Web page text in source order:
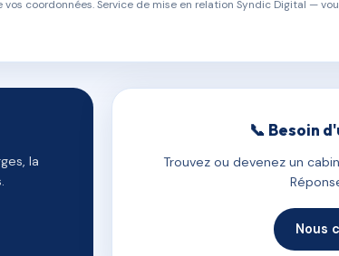
coordonnées. Service de mise en relation Syndic Digital —
la
📞 Besoin
Trouvez ou devenez un
Nous